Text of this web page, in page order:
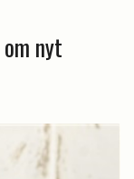
nyt